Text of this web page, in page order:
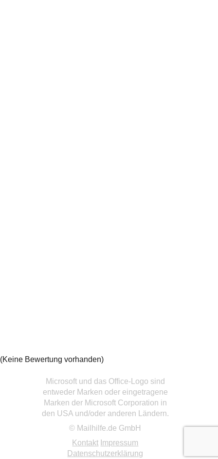
(Keine Bewertung vorhanden)
Microsoft und das Office-Logo sind
entweder Marken oder eingetragene
Marken der Microsoft Corporation in
den USA und/oder anderen Ländern.
© Mailhilfe.de GmbH
Kontakt Impressum
Datenschutzerklärung